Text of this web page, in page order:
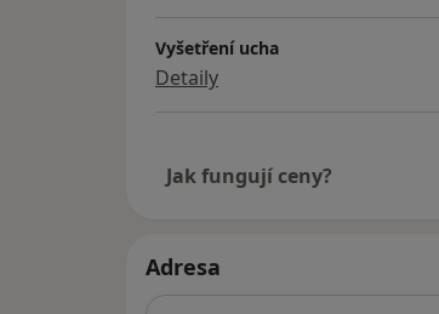
Vyšetření ucha
Detaily
Jak fungují ceny?
Adresa